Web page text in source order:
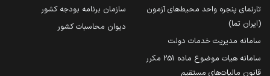
تارنمای پنجره واحد محیط‌های آزمون
(ایران تما)
سامانه مدیریت خدمات دولت
سامانه هیات موضوع ماده 251 مکرر
قانون مالیات‌های مستقیم
سازمان برنامه بودجه کشور
دیوان محاسبات کشور